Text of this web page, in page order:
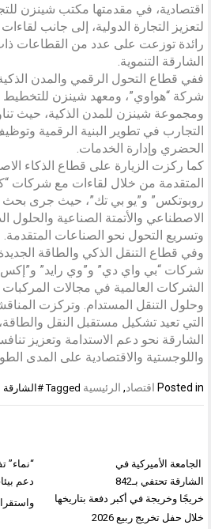
اقتصادية، في مقدمتها مكتب شينزن
لتعزيز التجارة الدولية، إلى جانب
رائدة توزعت على عدد من القطاعات
الشارقة التنموية.
ففي قطاع التحول الرقمي والمدن
شركة “هواوي”، ومعهد شينزن للتخطيط
ومجموعة شينزن للمدن الذكية، حيث
التجارب في تطوير البنية الرقمية
الحضري وإدارة الخدمات.
كما ركزت الزيارة على قطاع الذكاء
المتقدمة من خلال لقاءات مع شركات
روبوتكس” و”يو بي تك”، حيث جرى بحث
الاصطناعي والأتمتة الصناعية والحلول
وتسريع التحول نحو الصناعات المتقدمة.
وفي قطاع التنقل الذكي والطاقة
شركات “بي واي دي” و”وي رايد” و”إكس
الشركات العالمية في مجالات المركبات
وحلول التنقل المستدام. وتركزت
التي تعيد تشكيل مستقبل النقل
الشارقة نحو دعم الاستدامة وتعزيز
واللوجستية والاقتصادية على المدى
Posted in اقتصاد, الرئيسية Tagged #الشارقة
“نماء”
دعم
الجامعة الأميركية في
الشارقة تحتفي بـ842
خريجًا وخريجة في أكبر دفعة بتاريخها
خلال حفل تخريج ربيع 2026